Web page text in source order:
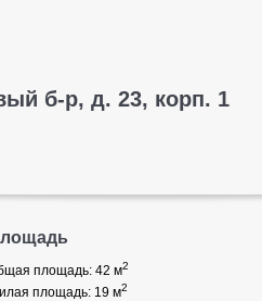
б-р, д. 23, корп. 1
площадь: 42 м2
площадь: 19 м2